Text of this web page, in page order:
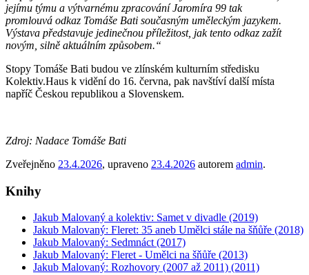
jejímu týmu a výtvarnému zpracování Jaromíra 99 tak
promlouvá odkaz Tomáše Bati současným uměleckým jazykem.
Výstava představuje jedinečnou příležitost, jak tento odkaz zažít
novým, silně aktuálním způsobem.“
Stopy Tomáše Bati budou ve zlínském kulturním středisku
Kolektiv.Haus k vidění do 16. června, pak navštíví další místa
napříč Českou republikou a Slovenskem.
Zdroj: Nadace Tomáše Bati
Zveřejněno 23.4.2026, upraveno 23.4.2026 autorem admin.
Knihy
Jakub Malovaný a kolektiv: Samet v divadle (2019)
Jakub Malovaný: Fleret: 35 aneb Umělci stále na šňůře (2018)
Jakub Malovaný: Sedmnáct (2017)
Jakub Malovaný: Fleret - Umělci na šňůře (2013)
Jakub Malovaný: Rozhovory (2007 až 2011) (2011)